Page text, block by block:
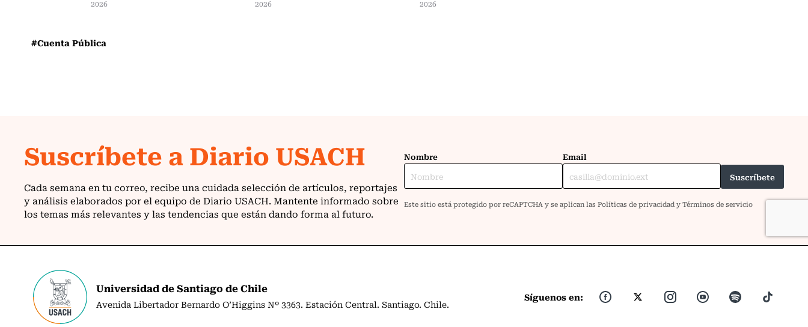
2026
2026
2026
#Cuenta Pública
Universidad de Santiago de Chile
Avenida Libertador Bernardo O’Higgins Nº 3363. Estación Central. Santiago. Chile.
Síguenos en: